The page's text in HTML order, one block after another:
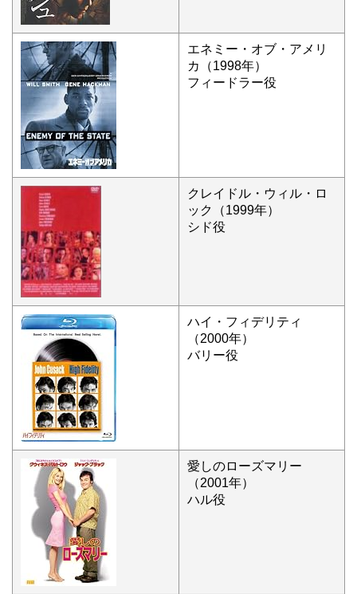
エネミー・オブ・アメリ
カ（1998年）
フィードラー役
クレイドル・ウィル・ロ
ック（1999年）
シド役
ハイ・フィデリティ
（2000年）
バリー役
愛しのローズマリー
（2001年）
ハル役